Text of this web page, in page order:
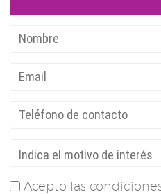
Acepto las